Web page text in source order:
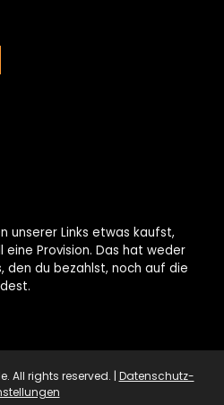
unserer Links etwas kaufst,
Provision. Das hat weder
den du bezahlst, noch auf die
All rights reserved. | Datenschutz-